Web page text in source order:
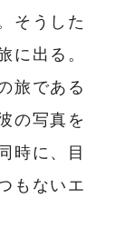
そうした
に出る。
旅である
の写真を
時に、目
もないエ